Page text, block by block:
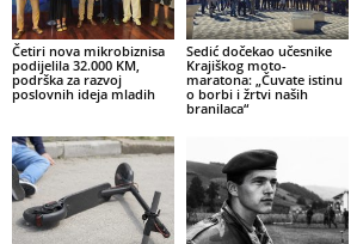
Četiri nova mikrobiznisa
podijelila 32.000 KM,
podrška za razvoj
poslovnih ideja mladih
Sedić dočekao učesnike
Krajiškog moto-
maratona: „Čuvate istinu
o borbi i žrtvi naših
branilaca“